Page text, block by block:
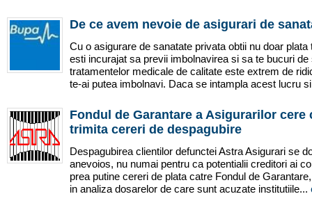
De ce avem nevoie de asigurari de
Cu o asigurare de sanatate privata obtii nu doar
esti incurajat sa previi imbolnavirea si sa te bucuri
tratamentelor medicale de calitate este extrem de
te-ai putea imbolnavi. Daca se intampla acest lucru
Fondul de Garantare a Asigurarilor
trimita cereri de despagubire
Despagubirea clientilor defunctei Astra Asigurari se
anevoios, nu numai pentru ca potentialii creditori ai
prea putine cereri de plata catre Fondul de
in analiza dosarelor de care sunt acuzate institutiile...